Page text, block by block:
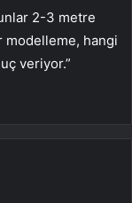
2-3 metre
modelleme, hangi
veriyor.”